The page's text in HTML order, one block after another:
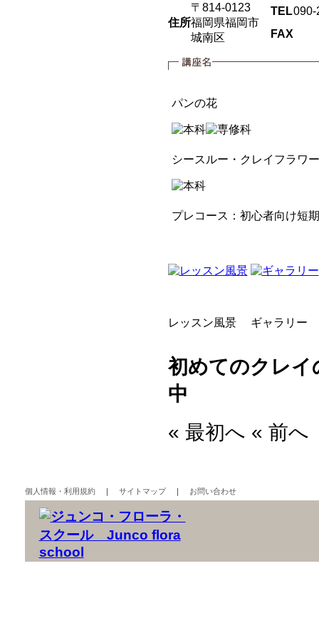
住所
〒814-0123
福岡県福岡市
城南区
TEL090-
FAX
パンの花
シースルー・クレイフラワー
プレコース：初心者向け短
レッスン風景 ギャラリー
初めてのクレイ
中
« 最初へ « 前
個人情報・利用規約｜ サイトマップ｜ お問い合わせ